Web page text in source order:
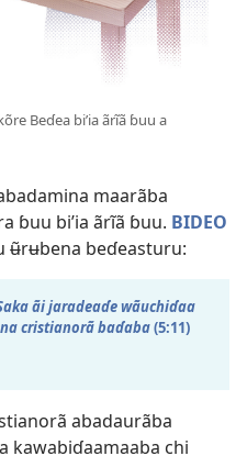
Beɗea biʼia ãrĩã ɓuu a
maarãba
ɓuu biʼia ãrĩã ɓuu. BIDEO
ʉ̃rʉbena beɗeasturu:
ãi jaradeaɗe wãuchiɗaa
cristianorã baɗaba(5:11)
abadaurãba
kawabiɗaamaaba chi